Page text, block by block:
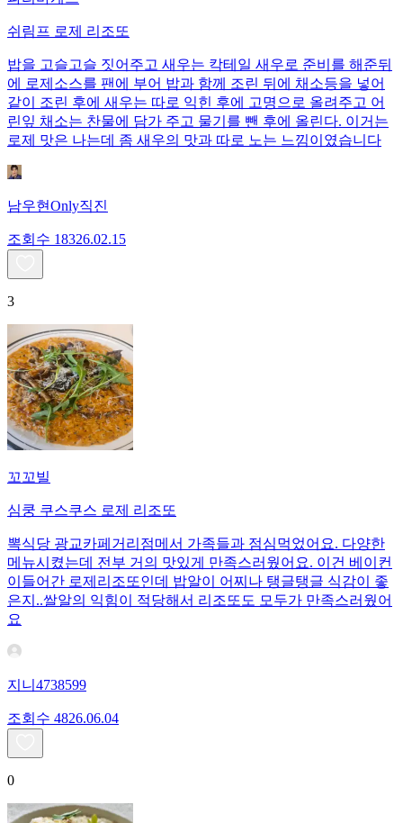
쉬림프 로제 리조또
밥을 고슬고슬 짓어주고 새우는 칵테일 새우로 준비를 해준뒤
에 로제소스를 팬에 부어 밥과 함께 조린 뒤에 채소등을 넣어
같이 조린 후에 새우는 따로 익힌 후에 고명으로 올려주고 어
린잎 채소는 찬물에 담가 주고 물기를 뺀 후에 올린다. 이거는
로제 맛은 나는데 좀 새우의 맛과 따로 노는 느낌이였습니다
남우현Only직진
조회수 18326.02.15
3
꼬꼬빌
심쿵 쿠스쿠스 로제 리조또
뽁식당 광교카페거리점메서 가족들과 점심먹었어요. 다양한
메뉴시켰는데 전부 거의 맛있게 만족스러웠어요. 이건 베이컨
이들어간 로제리조또인데 밥알이 어찌나 탱글탱글 식감이 좋
은지..쌀알의 익힘이 적당해서 리조또도 모두가 만족스러웠어
요
지니4738599
조회수 4826.06.04
0